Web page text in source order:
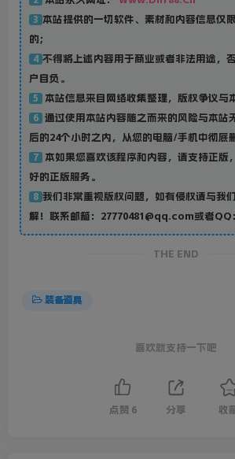
3 本站提供的一切软件、素材和内容信息仅
的；
4 不得将上述内容用于商业或者非法用途，
户自负。
5 本站信息来自网络收集整理，版权争议与
6
通过使用本站内容随之而来的风险与本站
后的24个小时之内，从您的电脑/手机中彻底
7
本如果您喜欢该程序和内容，请支持正版
好的正版服务。
8 我们非常重视版权问题，如有侵权请与我
解！联系邮箱：27770481@qq.com或者QQ
THE END
装备道具
喜欢就支持一下吧
点赞 6 分享 收